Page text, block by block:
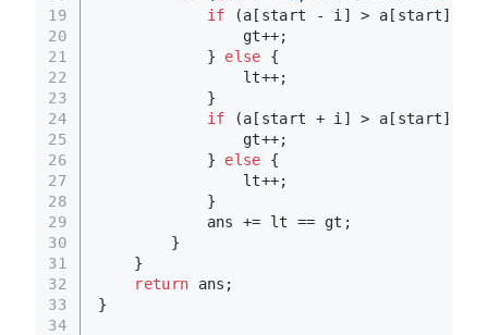
19
20
21
22
23
24
25
26
27
28
29
30
31
32
33
34
if (a[start - i] > a[start]) {
                gt++;
            }
else {
                lt++;
            }
if (a[start + i] > a[start]) {
                gt++;
            }
else {
                lt++;
            }
            ans += lt == gt;
        }
    }
return ans;
}